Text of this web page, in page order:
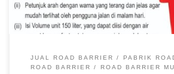
JUAL ROAD BARRIER
PABRIK
ROAD BARRIER
ROAD BARRIER